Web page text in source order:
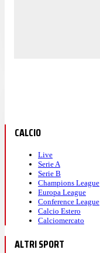
CALCIO
Live
Serie A
Serie B
Champions League
Europa League
Conference League
Calcio Estero
Calciomercato
ALTRI SPORT